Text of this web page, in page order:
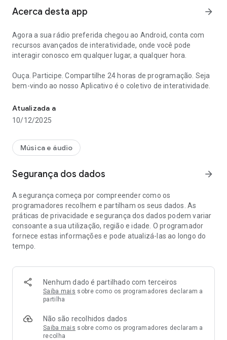
Acerca desta app arrow_forward
Agora a sua rádio preferida chegou ao Android, conta com
recursos avançados de interatividade, onde você pode
interagir conosco em qualquer lugar, a qualquer hora.
Ouça. Participe. Compartilhe 24 horas de programação. Seja
bem-vindo ao nosso Aplicativo é o coletivo de interatividade.
Atualizada a
10/12/2025
Música e áudio
Segurança dos dados arrow_forward
A segurança começa por compreender como os
programadores recolhem e partilham os seus dados. As
práticas de privacidade e segurança dos dados podem variar
consoante a sua utilização, região e idade. O programador
fornece estas informações e pode atualizá-las ao longo do
tempo.
Nenhum dado é partilhado com terceiros
Saiba mais sobre como os programadores declaram a
partilha
Não são recolhidos dados
Saiba mais sobre como os programadores declaram a
recolha